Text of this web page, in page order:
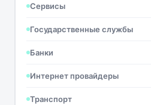
Сервисы
Государственные службы
Банки
Интернет провайдеры
Транспорт